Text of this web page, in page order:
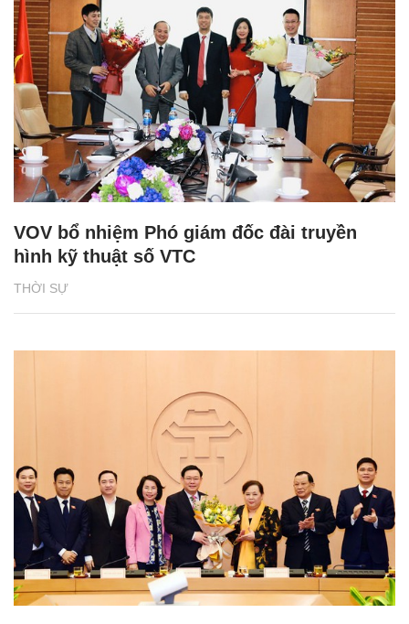
THỜI SỰ
VOV bổ nhiệm Phó giám đốc đài truyền
hình kỹ thuật số VTC